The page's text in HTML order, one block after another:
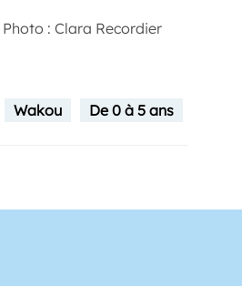
: Clara Recordier
Wakou De 0 à 5 ans